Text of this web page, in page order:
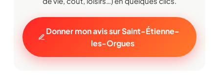
Donner mon avis sur Saint-Étienne-
les-Orgues